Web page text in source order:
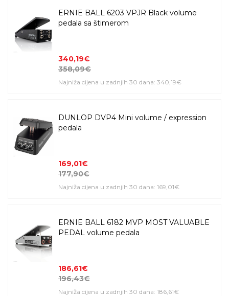
ERNIE BALL 6203 VPJR Black volume
pedala sa štimerom
340,19€
358,09€
Najniža cijena u zadnjih 30 dana: 340,19€
DUNLOP DVP4 Mini volume / expression
pedala
169,01€
177,90€
Najniža cijena u zadnjih 30 dana: 169,01€
ERNIE BALL 6182 MVP MOST VALUABLE
PEDAL volume pedala
186,61€
196,43€
Najniža cijena u zadnjih 30 dana: 186,61€